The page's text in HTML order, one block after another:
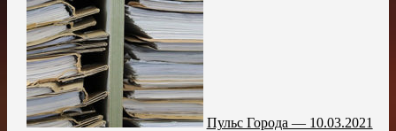
Пульс Города — 10.03.2021